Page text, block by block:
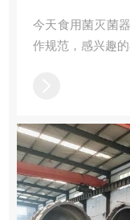
今天食用菌灭菌
作规范，感兴趣